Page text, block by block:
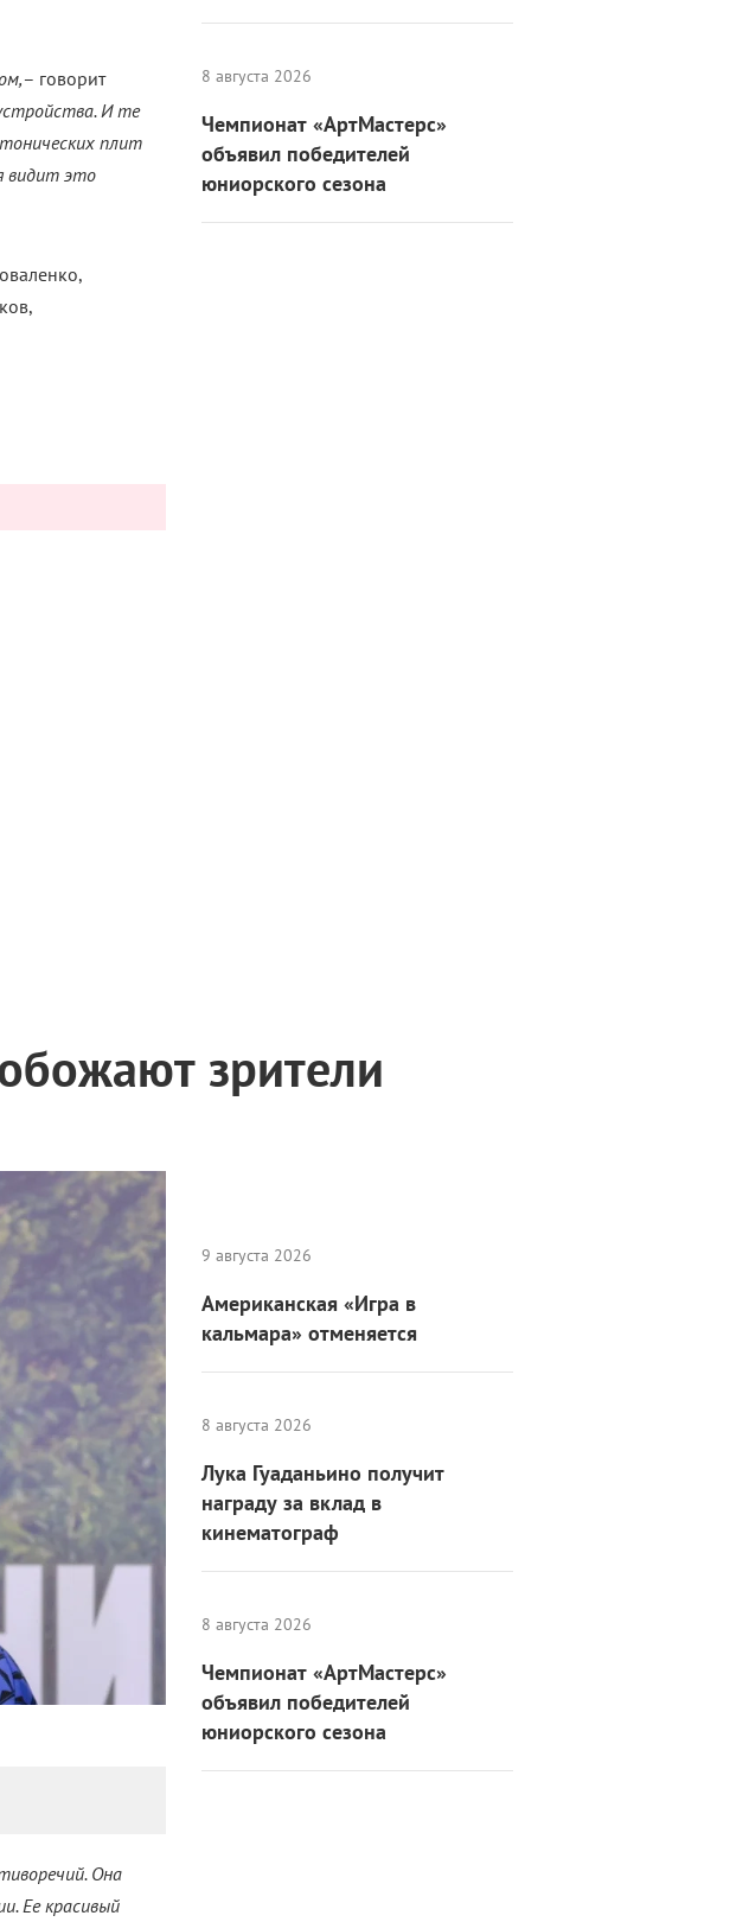
– говорит
И те
плит
видит это
8 августа 2026
Чемпионат «АртМастерс»
объявил победителей
юниорского сезона
зрители
Она
Ее красивый
9 августа 2026
Американская «Игра в
кальмара» отменяется
8 августа 2026
Лука Гуаданьино получит
награду за вклад в
кинематограф
8 августа 2026
Чемпионат «АртМастерс»
объявил победителей
юниорского сезона